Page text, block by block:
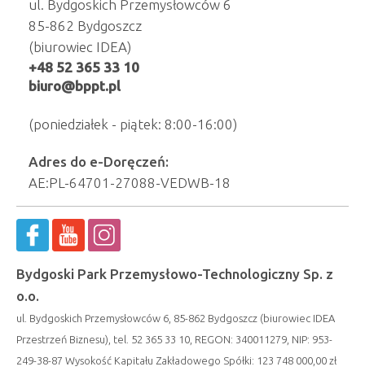
ul. Bydgoskich Przemysłowców 6
85-862 Bydgoszcz
(biurowiec IDEA)
+48 52 365 33 10
biuro@bppt.pl
(poniedziałek - piątek: 8:00-16:00)
Adres do e-Doręczeń:
AE:PL-64701-27088-VEDWB-18
Bydgoski Park Przemysłowo-Technologiczny Sp. z
o.o.
ul. Bydgoskich Przemysłowców 6, 85-862 Bydgoszcz (biurowiec IDEA
Przestrzeń Biznesu), tel. 52 365 33 10, REGON: 340011279, NIP: 953-
249-38-87 Wysokość Kapitału Zakładowego Spółki: 123 748 000,00 zł